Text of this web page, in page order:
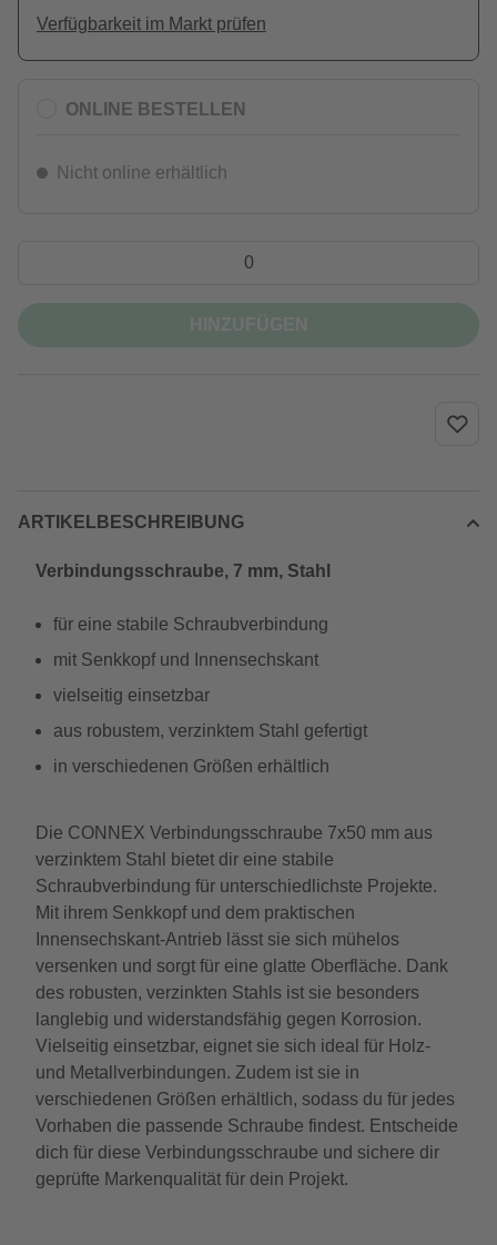
Verfügbarkeit im Markt prüfen
ONLINE BESTELLEN
Nicht online erhältlich
ARTIKELBESCHREIBUNG
Verbindungsschraube, 7 mm, Stahl
für eine stabile Schraubverbindung
mit Senkkopf und Innensechskant
vielseitig einsetzbar
aus robustem, verzinktem Stahl gefertigt
in verschiedenen Größen erhältlich
Die CONNEX Verbindungsschraube 7x50 mm aus
verzinktem Stahl bietet dir eine stabile
Schraubverbindung für unterschiedlichste Projekte.
Mit ihrem Senkkopf und dem praktischen
Innensechskant-Antrieb lässt sie sich mühelos
versenken und sorgt für eine glatte Oberfläche. Dank
des robusten, verzinkten Stahls ist sie besonders
langlebig und widerstandsfähig gegen Korrosion.
Vielseitig einsetzbar, eignet sie sich ideal für Holz-
und Metallverbindungen. Zudem ist sie in
verschiedenen Größen erhältlich, sodass du für jedes
Vorhaben die passende Schraube findest. Entscheide
dich für diese Verbindungsschraube und sichere dir
geprüfte Markenqualität für dein Projekt.